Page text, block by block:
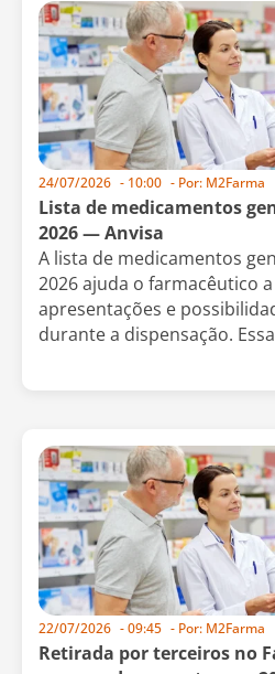
24/07/2026 - 10:00 - Por: M2Farma
Lista de medicamentos
2026 — Anvisa
A lista de medicamentos
2026 ajuda o farmacêutico
apresentações e
durante a dispensação.
22/07/2026 -09:45 - Por: M2Farma
Retirada por terceiros no